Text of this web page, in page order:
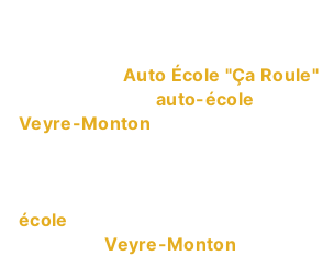
L’entrepriseAuto École "Ça Roule"
ses services enauto-école
Veyre-Monton
école
habitez àVeyre-Monton